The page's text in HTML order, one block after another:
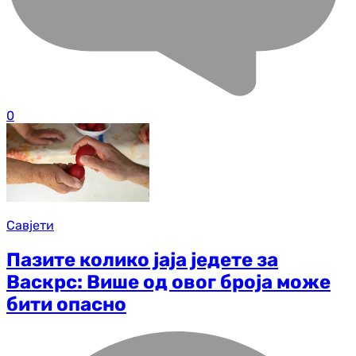
0
Савјети
Пазите колико јаја једете за
Васкрс: Више од овог броја може
бити опасно